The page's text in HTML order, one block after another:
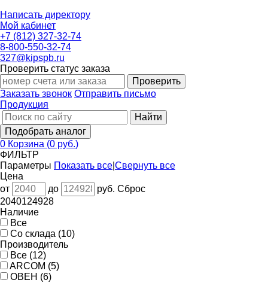
Написать директору
Мой кабинет
+7 (812) 327-32-74
8-800-550-32-74
327@kipspb.ru
Проверить статус заказа
Проверить
Заказать звонок Отправить письмо
Продукция
Найти
Подобрать аналог
0 Корзина (0 руб.)
ФИЛЬТР
Параметры Показать все Свернуть все
Цена
от
до руб. Сброс
2040124928
Наличие
Все
Со склада (10)
Производитель
Все (12)
ARCOM (5)
ОВЕН (6)